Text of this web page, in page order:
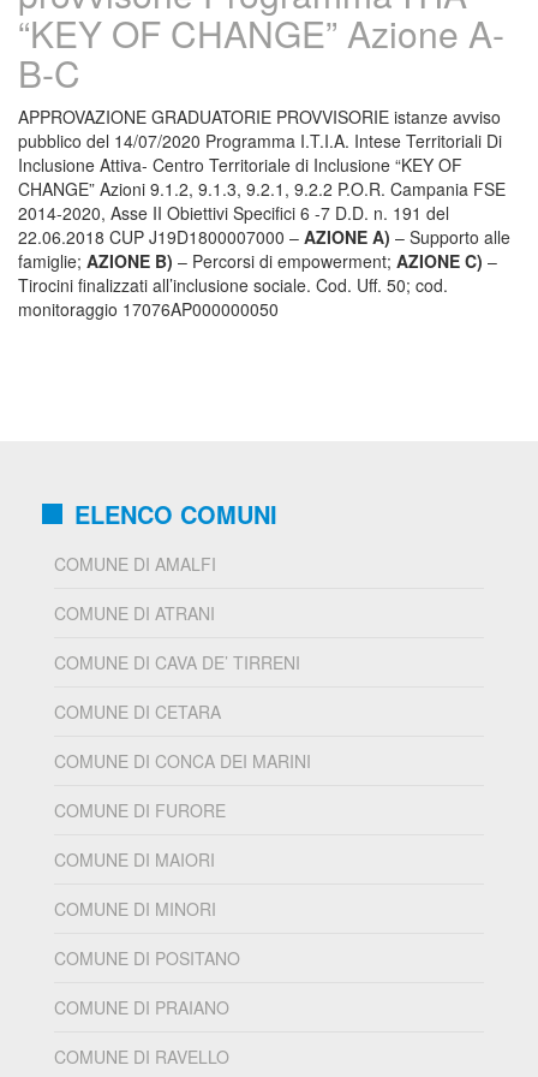
“KEY OF CHANGE” Azione A-
B-C
APPROVAZIONE GRADUATORIE PROVVISORIE istanze avviso
pubblico del 14/07/2020 Programma I.T.I.A. Intese Territoriali Di
Inclusione Attiva- Centro Territoriale di Inclusione “KEY OF
CHANGE” Azioni 9.1.2, 9.1.3, 9.2.1, 9.2.2 P.O.R. Campania FSE
2014-2020, Asse II Obiettivi Specifici 6 -7 D.D. n. 191 del
22.06.2018 CUP J19D1800007000 – AZIONE A) – Supporto alle
famiglie; AZIONE B) – Percorsi di empowerment; AZIONE C) –
Tirocini finalizzati all’inclusione sociale. Cod. Uff. 50; cod.
monitoraggio 17076AP000000050
ELENCO COMUNI
COMUNE DI AMALFI
COMUNE DI ATRANI
COMUNE DI CAVA DE’ TIRRENI
COMUNE DI CETARA
COMUNE DI CONCA DEI MARINI
COMUNE DI FURORE
COMUNE DI MAIORI
COMUNE DI MINORI
COMUNE DI POSITANO
COMUNE DI PRAIANO
COMUNE DI RAVELLO